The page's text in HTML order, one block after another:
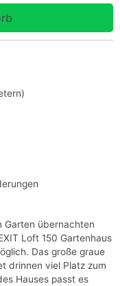
Garten übernachten
Loft 150 Gartenhaus
Das große graue
drinnen viel Platz zum
Hauses passt es